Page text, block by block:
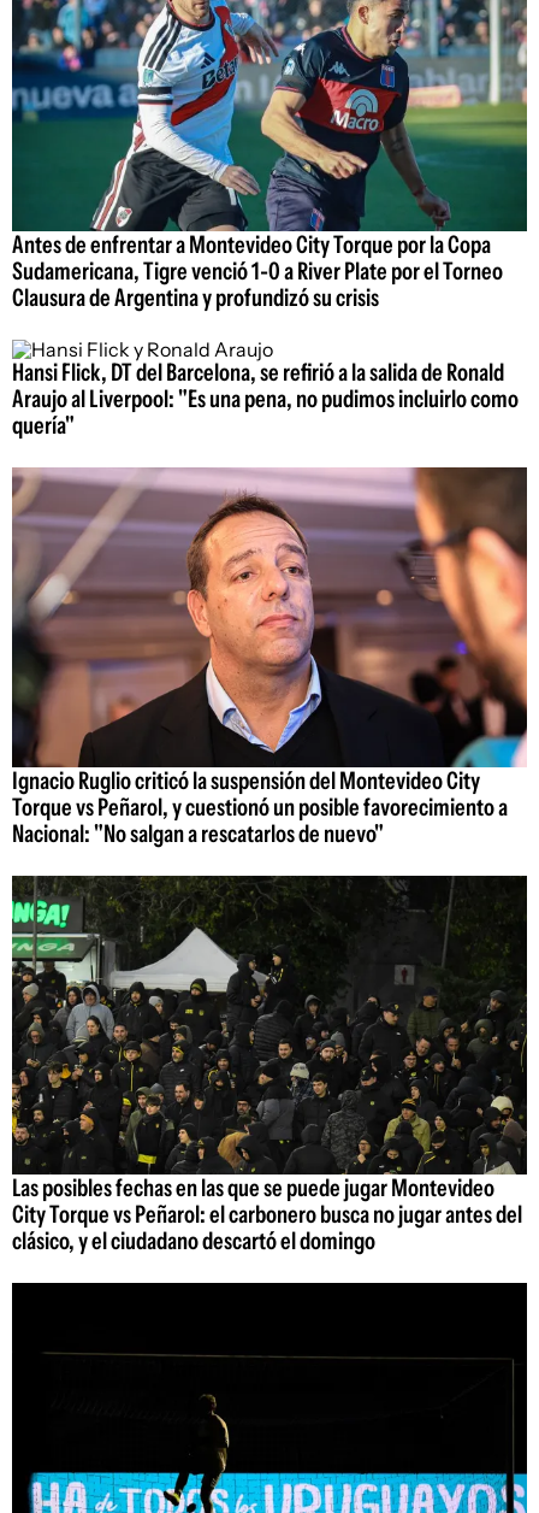
Antes de enfrentar a Montevideo City Torque por la Copa
Sudamericana, Tigre venció 1-0 a River Plate por el Torneo
Clausura de Argentina y profundizó su crisis
Hansi Flick, DT del Barcelona, se refirió a la salida de Ronald
Araujo al Liverpool: "Es una pena, no pudimos incluirlo como
quería"
Ignacio Ruglio criticó la suspensión del Montevideo City
Torque vs Peñarol, y cuestionó un posible favorecimiento a
Nacional: "No salgan a rescatarlos de nuevo"
Las posibles fechas en las que se puede jugar Montevideo
City Torque vs Peñarol: el carbonero busca no jugar antes del
clásico, y el ciudadano descartó el domingo